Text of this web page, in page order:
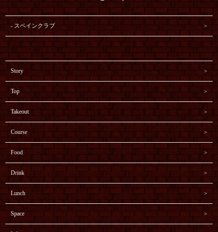
スペインクラブ
Story
Top
Takeout
Course
Food
Drink
Lunch
Space